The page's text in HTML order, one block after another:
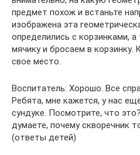
предмет похож и встаньте
изображена эта
определились с корзинками,
мячику и бросаем в корзинку.
свое место.
Воспитатель: Хорошо. Все
Ребята, мне кажется, у нас
сундуке. Посмотрите, что
думаете, почему скворечник
(ответы детей)